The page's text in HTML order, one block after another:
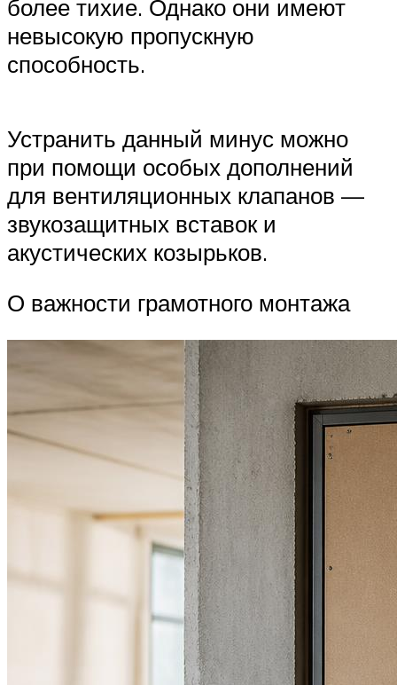
более тихие. Однако они имеют
невысокую пропускную
способность.
Устранить данный минус можно
при помощи особых дополнений
для вентиляционных клапанов —
звукозащитных вставок и
акустических козырьков.
О важности грамотного монтажа